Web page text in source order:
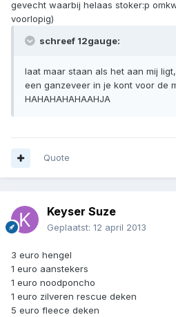
gevecht waarbij helaas stoker:p
voorlopig)
schreef 12gauge:
laat maar staan als het aan mij
een ganzeveer in je kont voor de
HAHAHAHAHAAHJA
Quote
Keyser Suze
Geplaatst: 12 april 2013
3 euro hengel
1 euro aanstekers
1 euro noodponcho
1 euro zilveren rescue deken
5 euro fleece deken